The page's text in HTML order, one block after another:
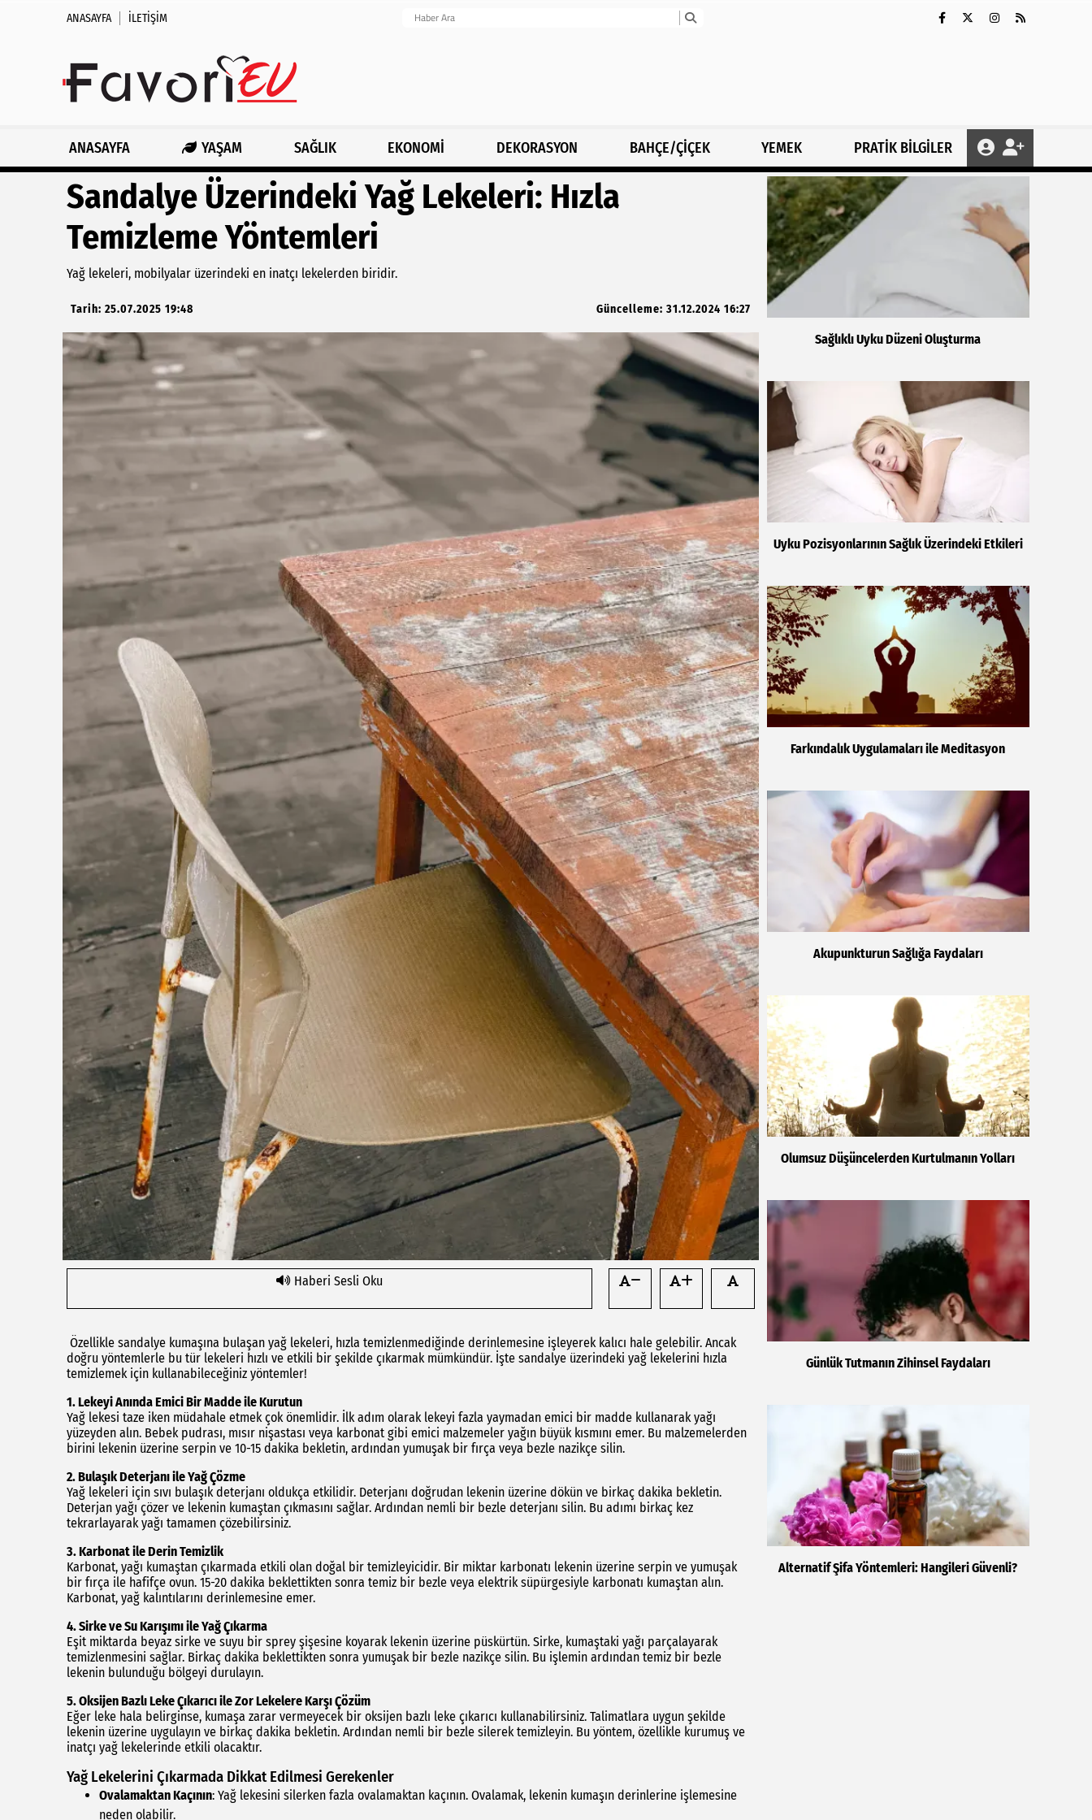
ANASAYFA İLETIŞIM
ANASAYFA YAŞAM SAĞLIK EKONOMİ DEKORASYON BAHÇE/ÇİÇEK YEMEK PRATİK BİLGİLER
Sandalye Üzerindeki Yağ Lekeleri: Hızla
Temizleme Yöntemleri
Yağ lekeleri, mobilyalar üzerindeki en inatçı lekelerden biridir.
Tarih: 25.07.2025 19:48 Güncelleme: 31.12.2024 16:27
Haberi Sesli Oku
Özellikle sandalye kumaşına bulaşan yağ lekeleri, hızla temizlenmediğinde derinlemesine işleyerek kalıcı hale gelebilir. Ancak
doğru yöntemlerle bu tür lekeleri hızlı ve etkili bir şekilde çıkarmak mümkündür. İşte sandalye üzerindeki yağ lekelerini hızla
temizlemek için kullanabileceğiniz yöntemler!
1.Lekeyi Anında Emici Bir Madde ile Kurutun
Yağ lekesi taze iken müdahale etmek çok önemlidir. İlk adım olarak lekeyi fazla yaymadan emici bir madde kullanarak yağı
yüzeyden alın. Bebek pudrası, mısır nişastası veya karbonat gibi emici malzemeler yağın büyük kısmını emer. Bu malzemelerden
birini lekenin üzerine serpin ve 10-15 dakika bekletin, ardından yumuşak bir fırça veya bezle nazikçe silin.
2.Bulaşık Deterjanı ile Yağ Çözme
Yağ lekeleri için sıvı bulaşık deterjanı oldukça etkilidir. Deterjanı doğrudan lekenin üzerine dökün ve birkaç dakika bekletin.
Deterjan yağı çözer ve lekenin kumaştan çıkmasını sağlar. Ardından nemli bir bezle deterjanı silin. Bu adımı birkaç kez
tekrarlayarak yağı tamamen çözebilirsiniz.
3.Karbonat ile Derin Temizlik
Karbonat, yağı kumaştan çıkarmada etkili olan doğal bir temizleyicidir. Bir miktar karbonatı lekenin üzerine serpin ve yumuşak
bir fırça ile hafifçe ovun. 15-20 dakika beklettikten sonra temiz bir bezle veya elektrik süpürgesiyle karbonatı kumaştan alın.
Karbonat, yağ kalıntılarını derinlemesine emer.
4.Sirke ve Su Karışımı ile Yağ Çıkarma
Eşit miktarda beyaz sirke ve suyu bir sprey şişesine koyarak lekenin üzerine püskürtün. Sirke, kumaştaki yağı parçalayarak
temizlenmesini sağlar. Birkaç dakika beklettikten sonra yumuşak bir bezle nazikçe silin. Bu işlemin ardından temiz bir bezle
lekenin bulunduğu bölgeyi durulayın.
5.Oksijen Bazlı Leke Çıkarıcı ile Zor Lekelere Karşı Çözüm
Eğer leke hala belirginse, kumaşa zarar vermeyecek bir oksijen bazlı leke çıkarıcı kullanabilirsiniz. Talimatlara uygun şekilde
lekenin üzerine uygulayın ve birkaç dakika bekletin. Ardından nemli bir bezle silerek temizleyin. Bu yöntem, özellikle kurumuş ve
inatçı yağ lekelerinde etkili olacaktır.
Yağ Lekelerini Çıkarmada Dikkat Edilmesi Gerekenler
Ovalamaktan Kaçının: Yağ lekesini silerken fazla ovalamaktan kaçının. Ovalamak, lekenin kumaşın derinlerine işlemesine
neden olabilir.
Sağlıklı Uyku Düzeni Oluşturma
Uyku Pozisyonlarının Sağlık Üzerindeki Etkileri
Farkındalık Uygulamaları ile Meditasyon
Akupunkturun Sağlığa Faydaları
Olumsuz Düşüncelerden Kurtulmanın Yolları
Günlük Tutmanın Zihinsel Faydaları
Alternatif Şifa Yöntemleri: Hangileri Güvenli?